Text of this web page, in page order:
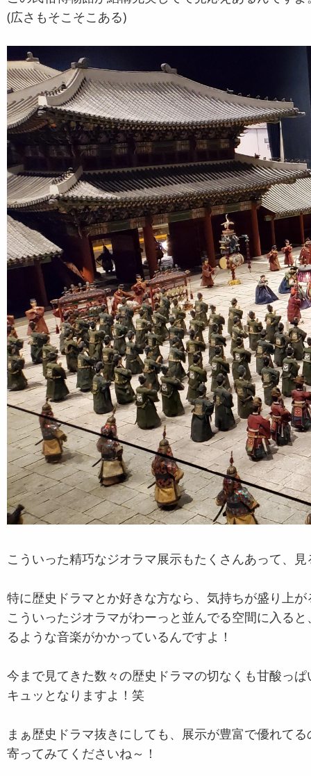
(広さもそこそこある)
こういった精巧なジオラマ展示もたくさんあって、
特に歴史ドラマとか好きな方なら、気持ちが盛り上
こういったジオラマがわーっと並んでる空間に入る
るような音楽がかかっているんですよ！
今まで見てきた数々の歴史ドラマの切なくも甘酸っ
キュッとなりますよ！笑
まぁ歴史ドラマ抜きにしても、展示が豊富で優れて
寄ってみてくださいね～！